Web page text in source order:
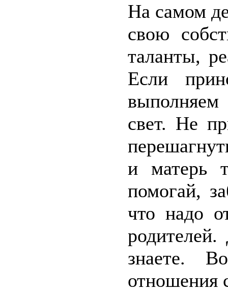
На самом
свою
таланты,
Если
выполняем
свет. Не
и матерь
помогай,
что надо
знаете.
отношения